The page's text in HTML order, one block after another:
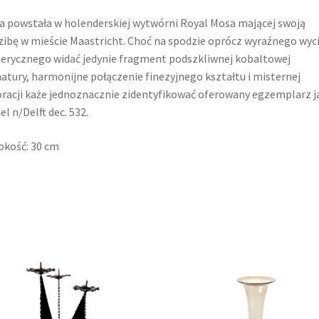
powstała w holenderskiej wytwórni Royal Mosa mającej swoją
w mieście Maastricht. Choć na spodzie oprócz wyraźnego
widać jedynie fragment podszkliwnej kobaltowej
harmonijne połączenie finezyjnego kształtu i misternej
każe jednoznacznie zidentyfikować oferowany egzemplarz
n/Delft dec. 532.
30 cm